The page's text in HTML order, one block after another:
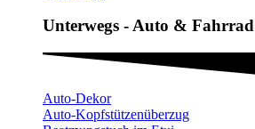
Unterwegs - Auto & Fahrrad
Auto-Dekor
Auto-Kopfstützenüberzug